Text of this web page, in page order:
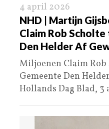
4 april 2026
NHD | Martijn
Claim Rob
Den Helder Af
Miljoenen Claim Rob
Gemeente Den
Hollands Dag Blad, 3